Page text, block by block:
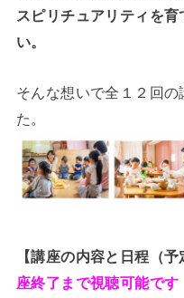
スピリチュアリティを
い。
そんな想いで全１２回
た。
【講座の内容と日程（予
座終了まで視聴可能です